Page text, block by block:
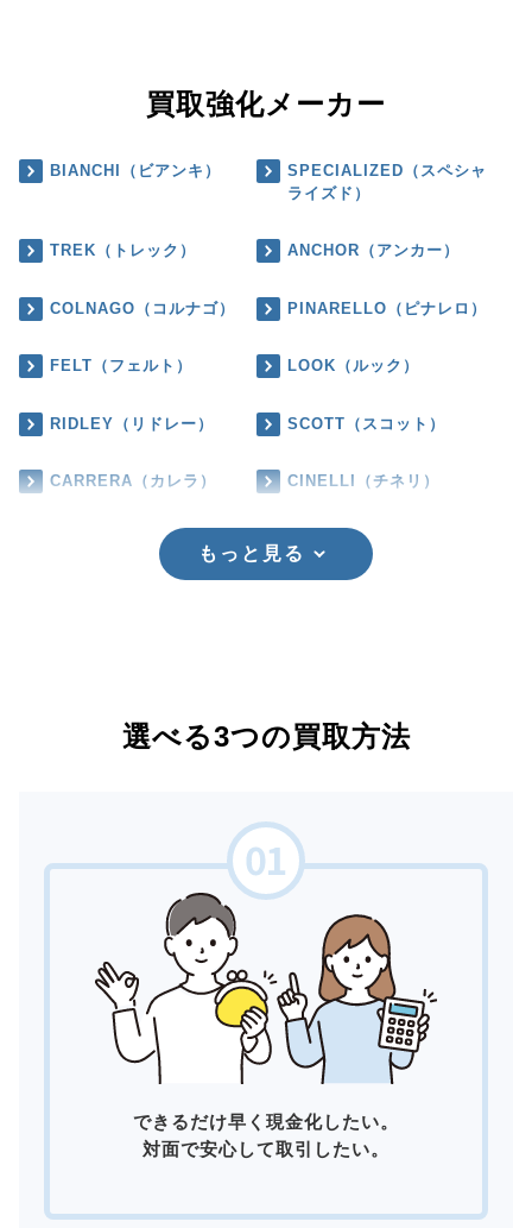
買取強化メーカー
BIANCHI（ビアンキ）
SPECIALIZED（スペシャ
ライズド）
TREK（トレック） ANCHOR（アンカー）
COLNAGO（コルナゴ） PINARELLO（ピナレロ）
FELT（フェルト） LOOK（ルック）
RIDLEY（リドレー） SCOTT（スコット）
CARRERA（カレラ） CINELLI（チネリ）
もっと見る
選べる3つの買取方法
できるだけ早く現金化したい。
対面で安心して取引したい。